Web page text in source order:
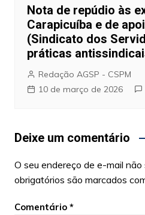
Nota de repúdio às
Carapicuíba e de
(Sindicato dos
práticas
Redação AGSP - CSPM
10 de março de 2026
Deixe um comentário
O seu endereço de e-mail não
obrigatórios são marcados
Comentário *